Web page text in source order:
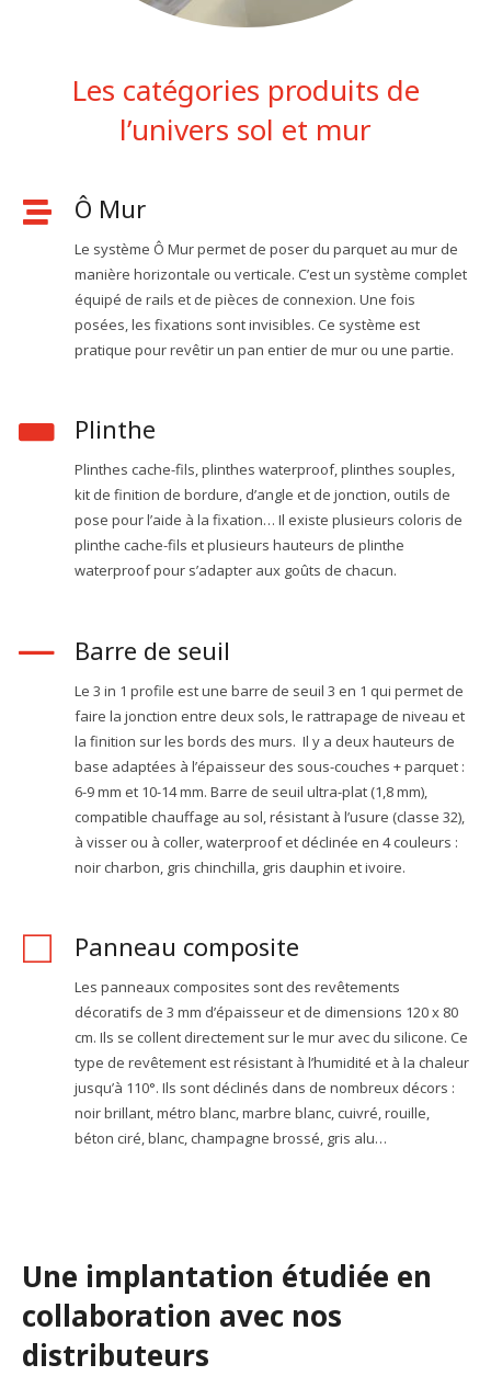
Les catégories produits de
l’univers sol et mur
Ô Mur
Le système Ô Mur permet de poser du parquet au mur de
manière horizontale ou verticale. C’est un système complet
équipé de rails et de pièces de connexion. Une fois
posées, les fixations sont invisibles. Ce système est
pratique pour revêtir un pan entier de mur ou une partie.
Plinthe
Plinthes cache-fils, plinthes waterproof, plinthes souples,
kit de finition de bordure, d’angle et de jonction, outils de
pose pour l’aide à la fixation… Il existe plusieurs coloris de
plinthe cache-fils et plusieurs hauteurs de plinthe
waterproof pour s’adapter aux goûts de chacun.
Barre de seuil
Le 3 in 1 profile est une barre de seuil 3 en 1 qui permet de
faire la jonction entre deux sols, le rattrapage de niveau et
la finition sur les bords des murs. Il y a deux hauteurs de
base adaptées à l’épaisseur des sous-couches + parquet :
6-9 mm et 10-14 mm. Barre de seuil ultra-plat (1,8 mm),
compatible chauffage au sol, résistant à l’usure (classe 32),
à visser ou à coller, waterproof et déclinée en 4 couleurs :
noir charbon, gris chinchilla, gris dauphin et ivoire.
Panneau composite
Les panneaux composites sont des revêtements
décoratifs de 3 mm d’épaisseur et de dimensions 120 x 80
cm. Ils se collent directement sur le mur avec du silicone. Ce
type de revêtement est résistant à l’humidité et à la chaleur
jusqu’à 110°. Ils sont déclinés dans de nombreux décors :
noir brillant, métro blanc, marbre blanc, cuivré, rouille,
béton ciré, blanc, champagne brossé, gris alu…
Une implantation étudiée en
collaboration avec nos
distributeurs